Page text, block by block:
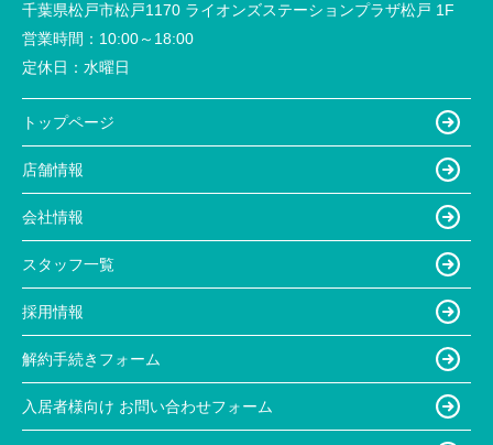
千葉県松戸市松戸1170 ライオンズステーションプラザ松戸 1F
営業時間： 10:00～18:00
定休日： 水曜日
トップページ
店舗情報
会社情報
スタッフ一覧
採用情報
解約手続きフォーム
入居者様向け お問い合わせフォーム